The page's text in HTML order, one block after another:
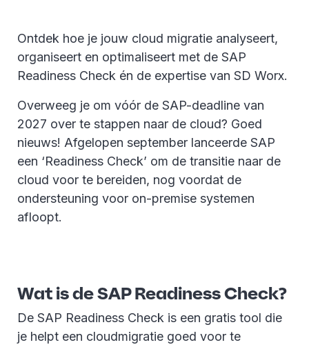
Ontdek hoe je jouw cloud migratie analyseert,
organiseert en optimaliseert met de SAP
Readiness Check én de expertise van SD Worx.
Overweeg je om vóór de SAP-deadline van
2027 over te stappen naar de cloud? Goed
nieuws! Afgelopen september lanceerde SAP
een ‘Readiness Check’ om de transitie naar de
cloud voor te bereiden, nog voordat de
ondersteuning voor on-premise systemen
afloopt.
Wat is de SAP Readiness Check?
De SAP Readiness Check is een gratis tool die
je helpt een cloudmigratie goed voor te